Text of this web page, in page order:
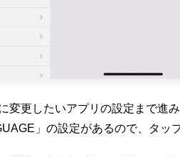
変更したいアプリの設定まで進
」の設定があるので、タッ